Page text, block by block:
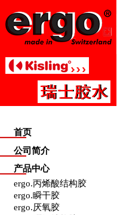
首页
公司简介
产品中心
ergo.丙烯酸结构胶
ergo.瞬干胶
ergo.厌氧胶